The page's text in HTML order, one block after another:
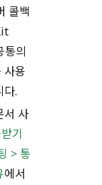
콜백
통의
사용
다.
서 사
기
> 통
에서